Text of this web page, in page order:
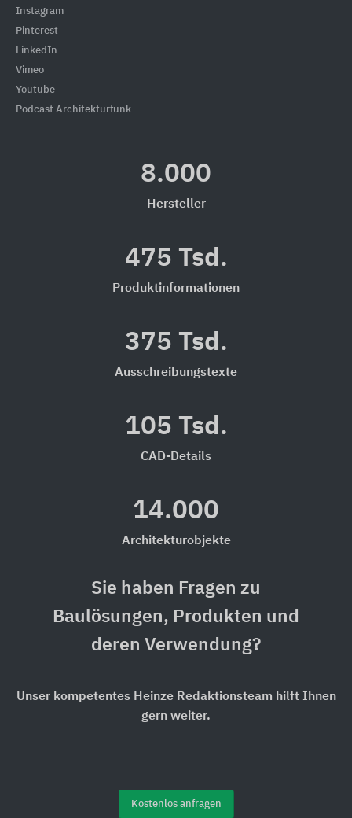
Instagram
Pinterest
LinkedIn
Vimeo
Youtube
Podcast Architekturfunk
8.000
Hersteller
475 Tsd.
Produktinformationen
375 Tsd.
Ausschreibungstexte
105 Tsd.
CAD-Details
14.000
Architekturobjekte
Sie haben Fragen zu
Baulösungen, Produkten und
deren Verwendung?
Unser kompetentes Heinze Redaktionsteam hilft Ihnen
gern weiter.
Kostenlos anfragen